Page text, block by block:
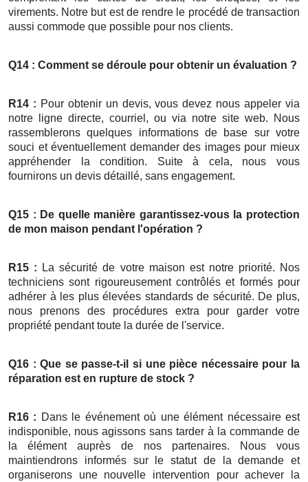
virements. Notre but est de rendre le procédé de transaction
aussi commode que possible pour nos clients.
Q14 : Comment se déroule pour obtenir un évaluation ?
R14 : Pour obtenir un devis, vous devez nous appeler via
notre ligne directe, courriel, ou via notre site web. Nous
rassemblerons quelques informations de base sur votre
souci et éventuellement demander des images pour mieux
appréhender la condition. Suite à cela, nous vous
fournirons un devis détaillé, sans engagement.
Q15 : De quelle manière garantissez-vous la protection
de mon maison pendant l'opération ?
R15 : La sécurité de votre maison est notre priorité. Nos
techniciens sont rigoureusement contrôlés et formés pour
adhérer à les plus élevées standards de sécurité. De plus,
nous prenons des procédures extra pour garder votre
propriété pendant toute la durée de l'service.
Q16 : Que se passe-t-il si une pièce nécessaire pour la
réparation est en rupture de stock ?
R16 : Dans le événement où une élément nécessaire est
indisponible, nous agissons sans tarder à la commande de
la élément auprès de nos partenaires. Nous vous
maintiendrons informés sur le statut de la demande et
organiserons une nouvelle intervention pour achever la